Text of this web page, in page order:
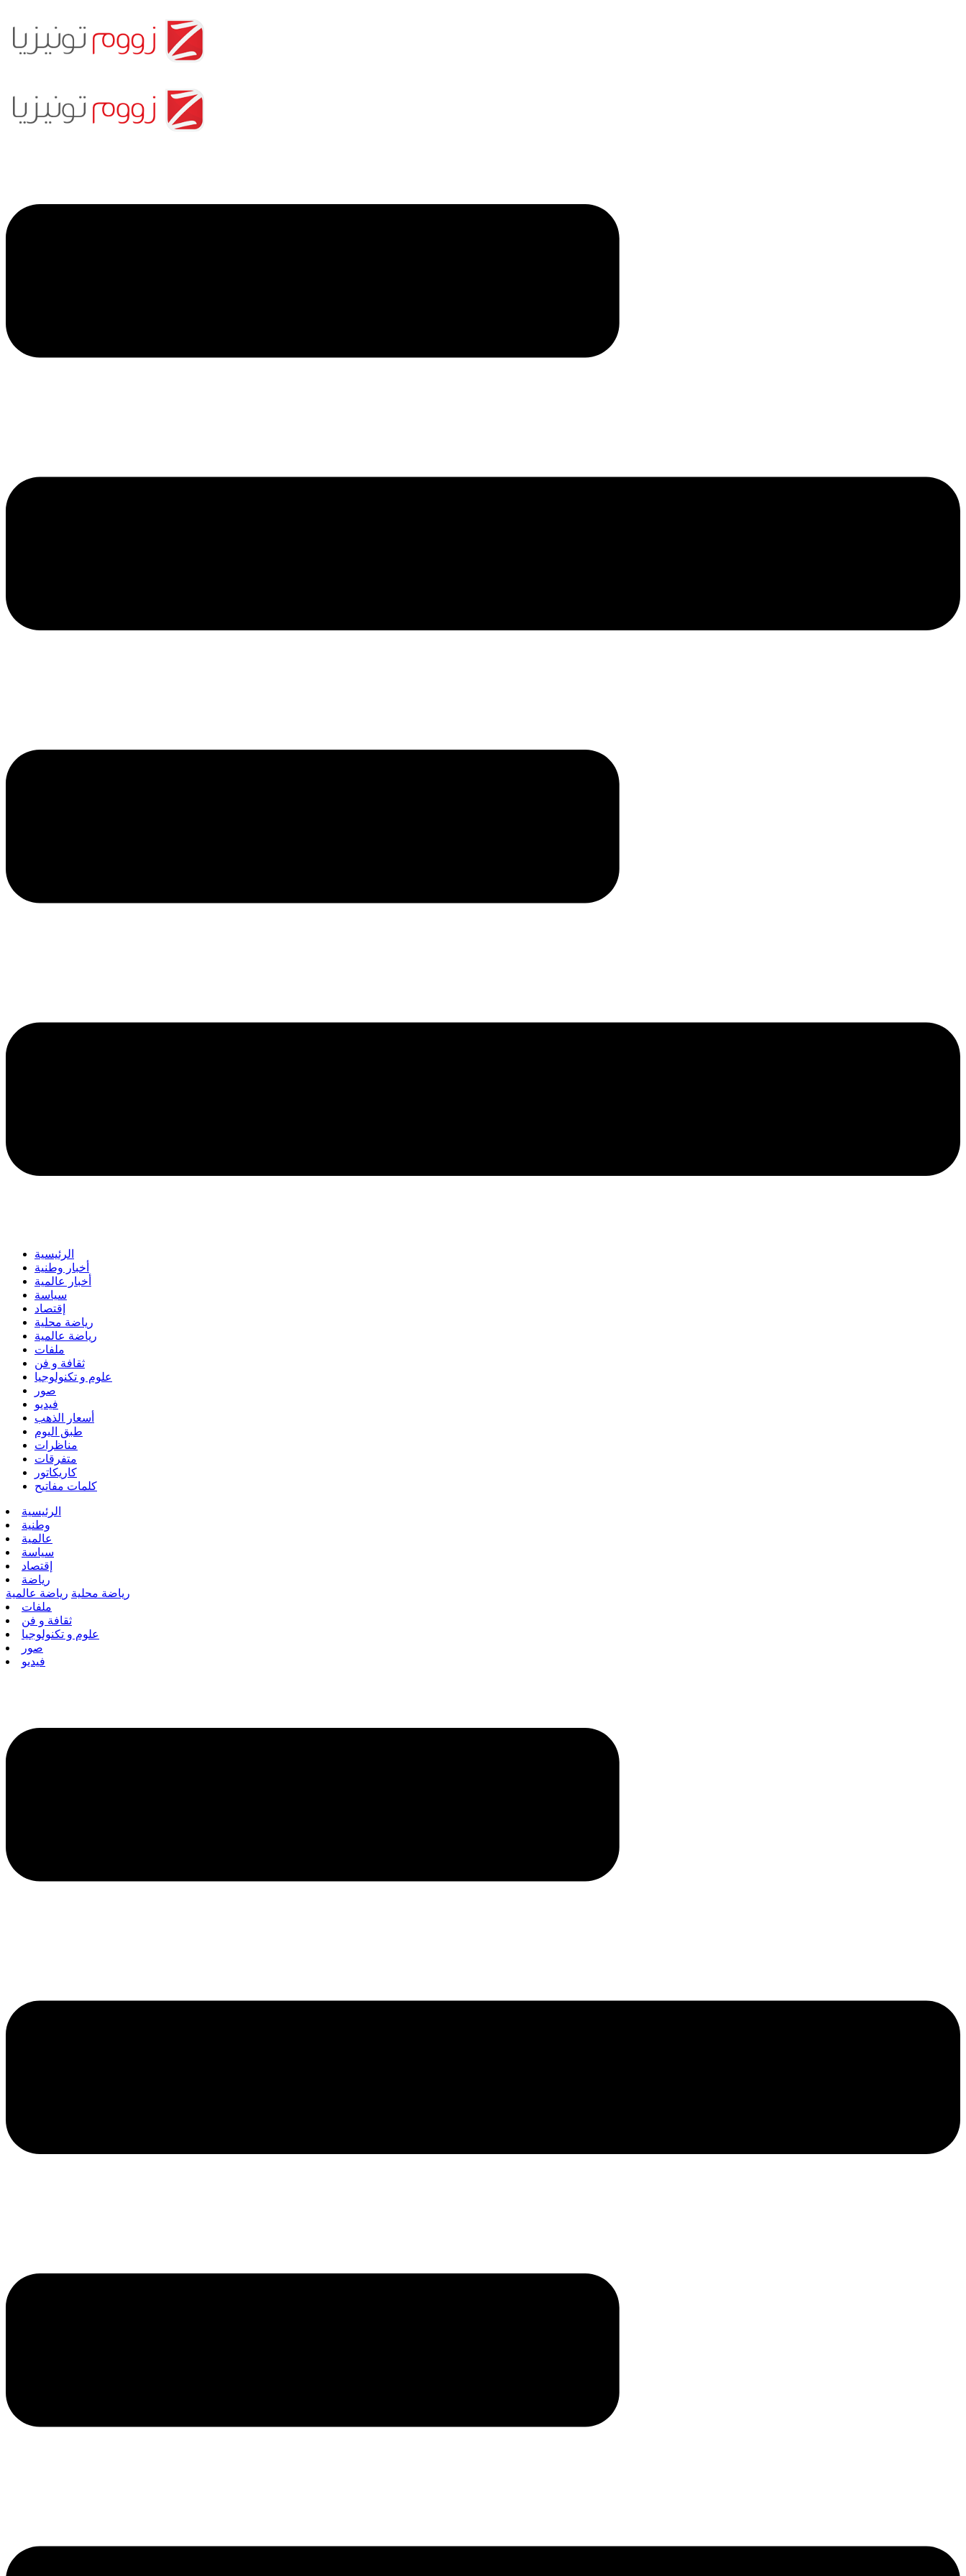
الرئيسية
أخبار وطنية
أخبار عالمية
سياسة
إقتصاد
رياضة محلية
رياضة عالمية
ملفات
ثقافة و فن
علوم و تكنولوجيا
صور
فيديو
أسعار الذهب
طبق اليوم
مناظرات
متفرقات
كاريكاتور
كلمات مفاتيح
الرئيسية
وطنية
عالمية
سياسة
إقتصاد
رياضة
رياضة محلية رياضة عالمية
ملفات
ثقافة و فن
علوم و تكنولوجيا
صور
فيديو